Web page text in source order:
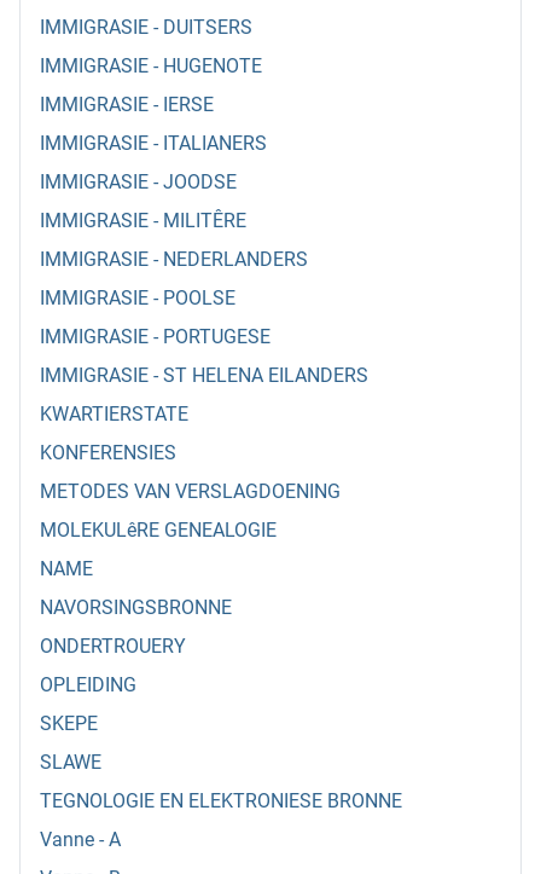
IMMIGRASIE - DUITSERS
IMMIGRASIE - HUGENOTE
IMMIGRASIE - IERSE
IMMIGRASIE - ITALIANERS
IMMIGRASIE - JOODSE
IMMIGRASIE - MILITÊRE
IMMIGRASIE - NEDERLANDERS
IMMIGRASIE - POOLSE
IMMIGRASIE - PORTUGESE
IMMIGRASIE - ST HELENA EILANDERS
KWARTIERSTATE
KONFERENSIES
METODES VAN VERSLAGDOENING
MOLEKULêRE GENEALOGIE
NAME
NAVORSINGSBRONNE
ONDERTROUERY
OPLEIDING
SKEPE
SLAWE
TEGNOLOGIE EN ELEKTRONIESE BRONNE
Vanne - A